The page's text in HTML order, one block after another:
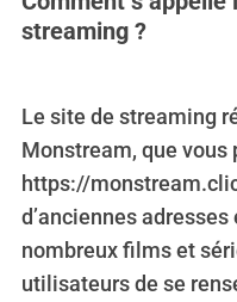
streaming ?
Le site de streaming
Monstream, que vous
https://
d’anciennes
nombreux films et
utilisateurs de se